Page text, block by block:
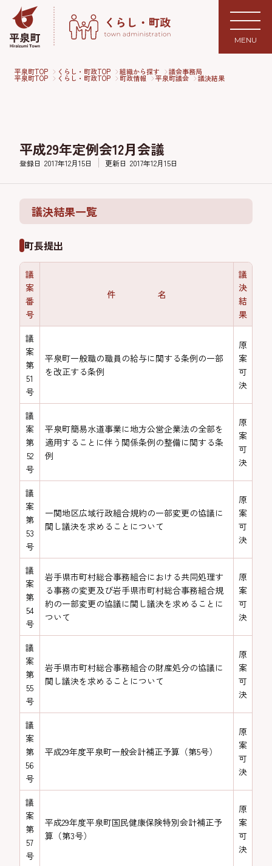
MENU
平泉町TOP くらし・町政TOP 組織から探す 議会事務局
平泉町TOP くらし・町政TOP 町政情報 平泉町議会 議決結果
平成29年定例会12月会議
登録日 2017年12月15日 更新日 2017年12月15日
議決結果一覧
町長提出
議
案
番
号
件 名
議
決
結
果
議
案
第
51
号
平泉町一般職の職員の給与に関する条例の一部
を改正する条例
原
案
可
決
議
案
第
52
号
平泉町簡易水道事業に地方公営企業法の全部を
適用することに伴う関係条例の整備に関する条
例
原
案
可
決
議
案
第
53
号
一関地区広域行政組合規約の一部変更の協議に
関し議決を求めることについて
原
案
可
決
議
案
第
54
号
岩手県市町村総合事務組合における共同処理す
る事務の変更及び岩手県市町村総合事務組合規
約の一部変更の協議に関し議決を求めることに
ついて
原
案
可
決
議
案
第
55
号
岩手県市町村総合事務組合の財産処分の協議に
関し議決を求めることについて
原
案
可
決
議
案
第
56
号
平成29年度平泉町一般会計補正予算（第5号）
原
案
可
決
議
案
第
57
号
平成29年度平泉町国民健康保険特別会計補正予
算（第3号）
原
案
可
決